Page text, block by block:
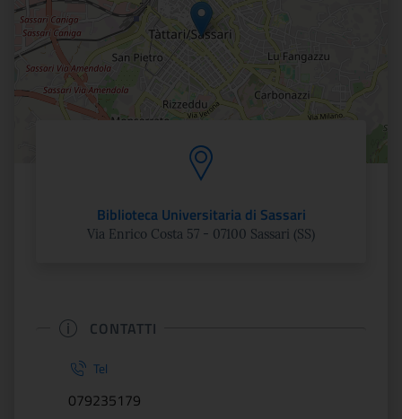
Biblioteca Universitaria di Sassari
Via Enrico Costa 57 - 07100 Sassari (SS)
CONTATTI
Tel
079235179